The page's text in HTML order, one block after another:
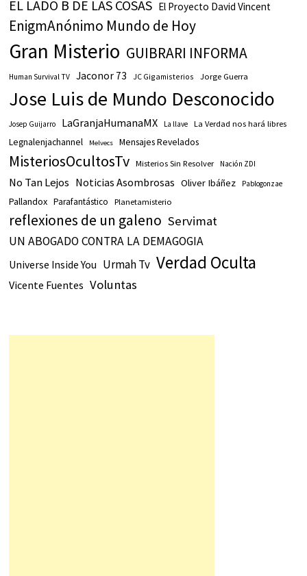
EL LADO B DE LAS COSAS El Proyecto David Vincent
EnigmAnónimo Mundo de Hoy
Gran Misterio GUIBRARI INFORMA
Human Survival TV Jaconor 73 JC Gigamisterios Jorge Guerra
Jose Luis de Mundo Desconocido
Josep Guijarro LaGranjaHumanaMX La llave La Verdad nos hará libres
Legnalenjachannel Melvecs Mensajes Revelados
MisteriosOcultosTv Misterios Sin Resolver Nación ZDI
No Tan Lejos Noticias Asombrosas Oliver Ibáñez Pablogonzae
Pallandox Parafantástico Planetamisterio
reflexiones de un galeno Servimat
UN ABOGADO CONTRA LA DEMAGOGIA
Universe Inside You Urmah Tv Verdad Oculta
Vicente Fuentes Voluntas